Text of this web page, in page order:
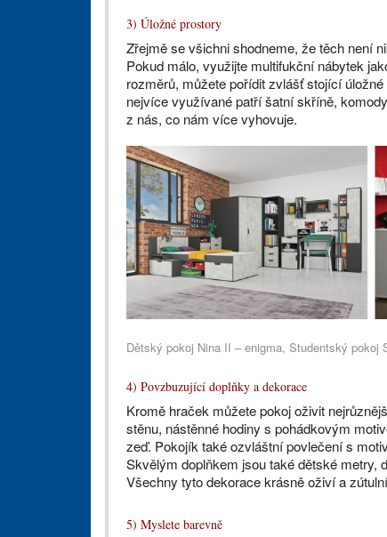
3) Úložné prostory
Zřejmě se všichni shodneme, že těch není
Pokud málo, využijte multifukční nábytek
rozměrů, můžete pořídit zvlášť stojící
nejvíce využívané patří šatní skříně,
z nás, co nám více vyhovuje.
Dětský pokoj Nina II – enigma, Studentský pokoj
4) Povzbuzující doplňky a dekorace
Kromě hraček můžete pokoj oživit
stěnu, nástěnné hodiny s pohádkovým
zeď. Pokojík také ozvláštní povlečení s
Skvělým doplňkem jsou také dětské metry,
Všechny tyto dekorace krásně oživí a
5) Myslete barevně